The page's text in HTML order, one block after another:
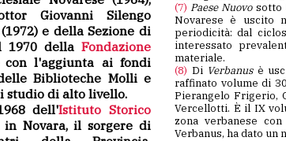
Giovanni Silengo
(1972) e della Sezione di
1970 della Fondazione
con l'aggiunta ai fondi
Biblioteche Molli e
studio di alto livello.
dell'Istituto Storico
in Novara, il sorgere di
(7) Paese Nuovosotto
Novarese è uscito
periodicità: dal
interessato
materiale.
(8) Di Verbanusè
raffinato volume di
Pierangelo Frigerio,
Vercellotti. È il IX
zona verbanese
Verbanus, ha dato un